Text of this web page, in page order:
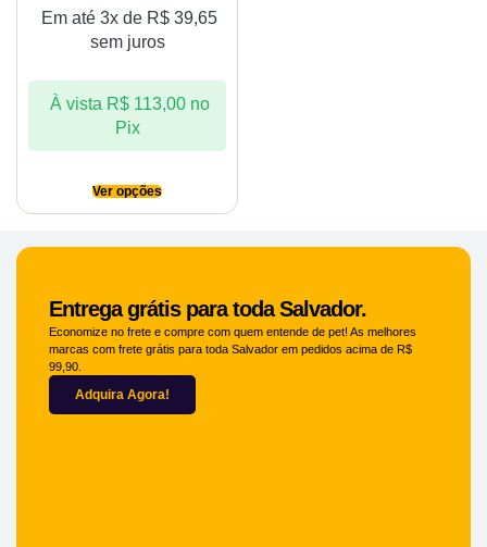
Em até 3x de R$ 39,65
sem juros
À vista R$113,00 no
Pix
Ver opções
Entrega grátis para toda Salvador.
Economize no frete e compre com quem entende de pet! As melhores
marcas com frete grátis para toda Salvador em pedidos acima de R$
99,90.
Adquira Agora!